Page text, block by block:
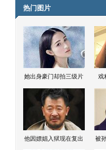
热门图片
她出身豪门却拍三级片 戏
他因嫖娼入狱现在复出 被